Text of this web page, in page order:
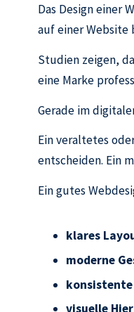
Das Design einer
auf einer Website
Studien zeigen,
eine Marke
Gerade im
Ein veraltetes
entscheiden. Ein
Ein gutes
klares
moderne
visuelle